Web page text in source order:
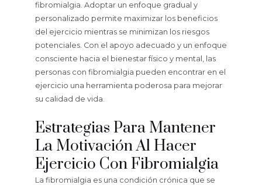
fibromialgia. Adoptar un enfoque gradual y
personalizado permite maximizar los beneficios
del ejercicio mientras se minimizan los riesgos
potenciales. Con el apoyo adecuado y un enfoque
consciente hacia el bienestar físico y mental, las
personas con fibromialgia pueden encontrar en el
ejercicio una herramienta poderosa para mejorar
su calidad de vida.
Estrategias Para Mantener
La Motivación Al Hacer
Ejercicio Con Fibromialgia
La fibromialgia es una condición crónica que se